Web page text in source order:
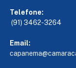
Telefone:
(91) 3462-3264
Email: